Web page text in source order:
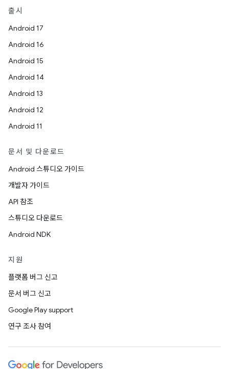
출시
Android 17
Android 16
Android 15
Android 14
Android 13
Android 12
Android 11
문서 및 다운로드
Android 스튜디오 가이드
개발자 가이드
API 참조
스튜디오 다운로드
Android NDK
지원
플랫폼 버그 신고
문서 버그 신고
Google Play support
연구 조사 참여